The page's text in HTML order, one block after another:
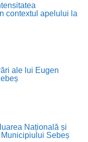
contextul apelului la
ale lui Eugen
Națională și
Sebeș